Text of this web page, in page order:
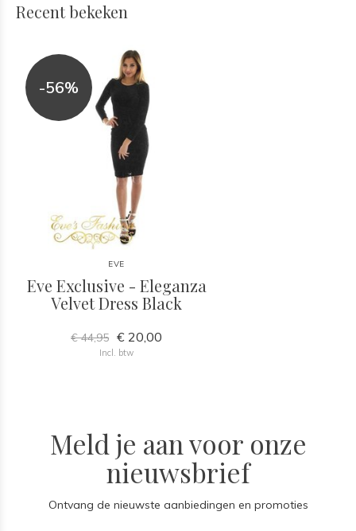
Recent bekeken
-56%
EVE
Eve Exclusive - Eleganza
Velvet Dress Black
€ 44,95 € 20,00
Incl. btw
Meld je aan voor onze
nieuwsbrief
Ontvang de nieuwste aanbiedingen en promoties